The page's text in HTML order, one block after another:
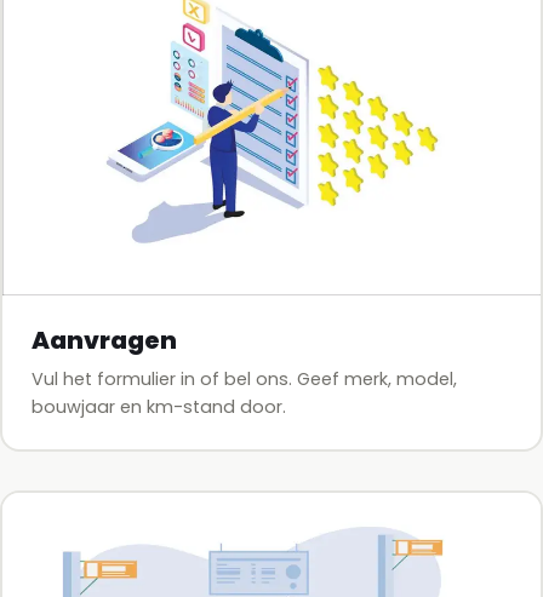
Aanvragen
Vul het formulier in of bel ons. Geef merk, model,
bouwjaar en km-stand door.